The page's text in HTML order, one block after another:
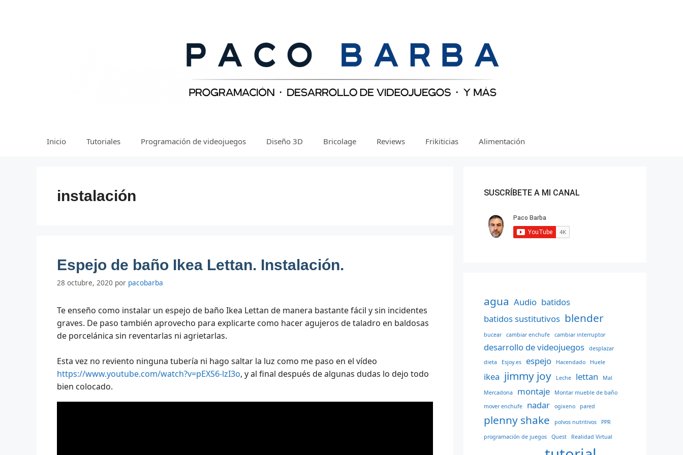
Inicio Tutoriales Programación de videojuegos Diseño 3D Bricolage Reviews Frikiticias Alimentación
instalación
Espejo de baño Ikea Lettan. Instalación.
28 octubre, 2020 por pacobarba
Te enseño como instalar un espejo de baño Ikea Lettan de manera bastante fácil y sin incidentes
graves. De paso también aprovecho para explicarte como hacer agujeros de taladro en baldosas
de porcelánica sin reventarlas ni agrietarlas.
Esta vez no reviento ninguna tubería ni hago saltar la luz como me paso en el vídeo
https://www.youtube.com/watch?v=pEXS6-lzI3o, y al final después de algunas dudas lo dejo todo
bien colocado.
SUSCRÍBETE A MI CANAL
agua Audio batidos
batidos sustitutivos blender
bucear cambiar enchufe cambiar interruptor
desarrollo de videojuegos
desplazar
dieta
Esjoy.es espejo Hacendado Huele
ikea jimmy joy Leche lettan Mal
Mercadona montaje
Montar mueble de baño
mover enchufe
nadar ogixeno pared
plenny shake polvos nutritivos PPR
programación de juegos Quest Realidad Virtual